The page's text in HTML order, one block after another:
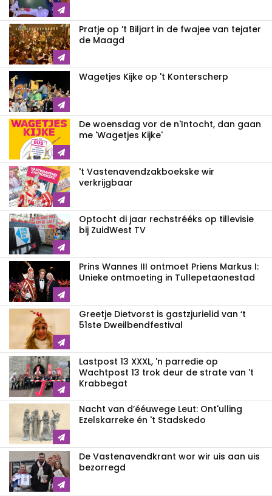
Pratje op ’t Biljart in de fwajee van tejater
de Maagd
Wagetjes Kijke op 't Konterscherp
De woensdag vor de n'Intocht, dan gaan
me 'Wagetjes Kijke'
't Vastenavendzakboekske wir
verkrijgbaar
Optocht di jaar rechstrééks op tillevisie
bij ZuidWest TV
Prins Wannes III ontmoet Priens Markus I:
Unieke ontmoeting in Tullepetaonestad
Greetje Dietvorst is gastzjurielid van ‘t
51ste Dweilbendfestival
Lastpost 13 XXXL, 'n parredie op
Wachtpost 13 trok deur de strate van 't
Krabbegat
Nacht van d’ééuwege Leut: Ont'ulling
Ezelskarreke én 't Stadskedo
De Vastenavendkrant wor wir uis aan uis
bezorregd